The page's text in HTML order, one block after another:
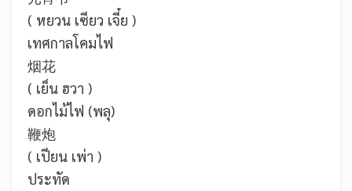
( หยวน เซียว เจี๋ย )
เทศกาลโคมไฟ
烟花
( เย็น ฮวา )
ดอกไม้ไฟ (พลุ)
鞭炮
( เปียน เพ่า )
ประทัด